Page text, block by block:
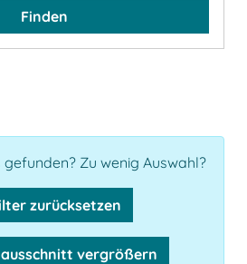
Finden
Zu wenig Auswahl?
zurücksetzen
vergrößern